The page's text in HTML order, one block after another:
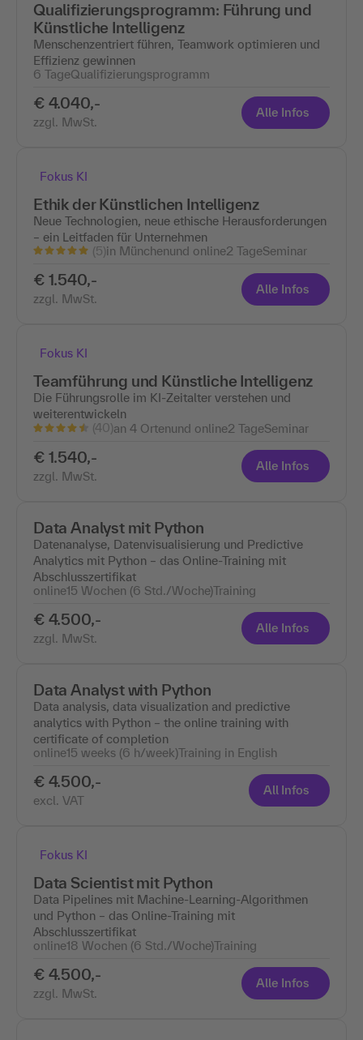
Qualifizierungsprogramm: Führung und
Künstliche Intelligenz
Menschenzentriert führen, Teamwork optimieren und
Effizienz gewinnen
6 TageQualifizierungsprogramm
€ 4.040,-
zzgl. MwSt.
Alle Infos
Fokus KI
Ethik der Künstlichen Intelligenz
Neue Technologien, neue ethische Herausforderungen
– ein Leitfaden für Unternehmen
(5)in Münchenund online2 TageSeminar
€ 1.540,-
zzgl. MwSt.
Alle Infos
Fokus KI
Teamführung und Künstliche Intelligenz
Die Führungsrolle im KI-Zeitalter verstehen und
weiterentwickeln
(40)an 4 Ortenund online2 TageSeminar
€ 1.540,-
zzgl. MwSt.
Alle Infos
Data Analyst mit Python
Datenanalyse, Datenvisualisierung und Predictive
Analytics mit Python – das Online-Training mit
Abschlusszertifikat
online15 Wochen (6 Std./Woche)Training
€ 4.500,-
zzgl. MwSt.
Alle Infos
Data Analyst with Python
Data analysis, data visualization and predictive
analytics with Python – the online training with
certificate of completion
online15 weeks (6 h/week)Training in English
€ 4.500,-
excl. VAT
All Infos
Fokus KI
Data Scientist mit Python
Data Pipelines mit Machine-Learning-Algorithmen
und Python – das Online-Training mit
Abschlusszertifikat
online18 Wochen (6 Std./Woche)Training
€ 4.500,-
zzgl. MwSt.
Alle Infos